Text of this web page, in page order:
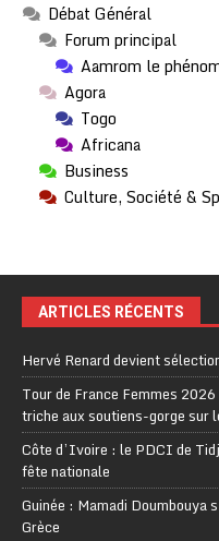
Débat Général
Forum principal
Aamrom le
Agora
Togo
Africana
Business
Culture, Société &
ARTICLES RÉCENTS
Hervé Renard devient
Tour de France Femmes
triche aux soutiens-gorge sur
Côte d’Ivoire : le PDCI de
fête nationale
Guinée : Mamadi Doumbouya
Grèce